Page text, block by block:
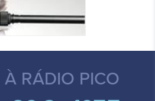
À RÁDIO PICO